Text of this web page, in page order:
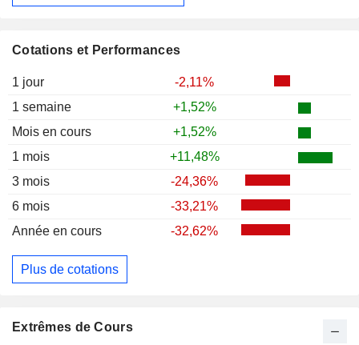
Cotations et Performances
1 jour
-2,11%
1 semaine
+1,52%
Mois en cours
+1,52%
1 mois
+11,48%
3 mois
-24,36%
6 mois
-33,21%
Année en cours
-32,62%
Plus de cotations
Extrêmes de Cours